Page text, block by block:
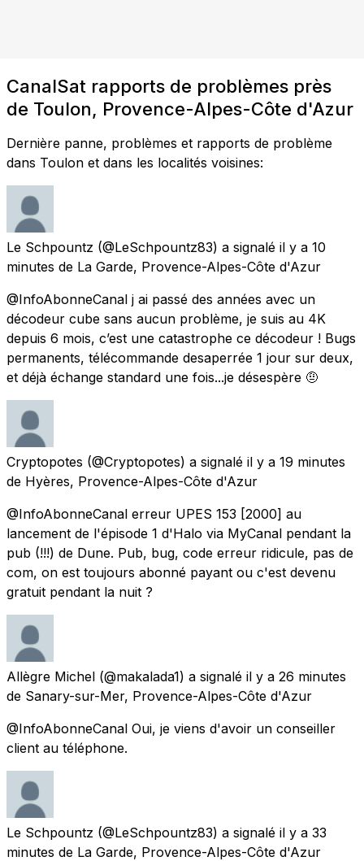
CanalSat rapports de problèmes près
de Toulon, Provence-Alpes-Côte d'Azur
Dernière panne, problèmes et rapports de problème
dans Toulon et dans les localités voisines:
Le Schpountz (@LeSchpountz83) a signalé il y a 10
minutes de La Garde, Provence-Alpes-Côte d'Azur
@InfoAbonneCanal j ai passé des années avec un
décodeur cube sans aucun problème, je suis au 4K
depuis 6 mois, c’est une catastrophe ce décodeur ! Bugs
permanents, télécommande desaperrée 1 jour sur deux,
et déjà échange standard une fois...je désespère 🤨
Cryptopotes (@Cryptopotes) a signalé il y a 19 minutes
de Hyères, Provence-Alpes-Côte d'Azur
@InfoAbonneCanal erreur UPES 153 [2000] au
lancement de l'épisode 1 d'Halo via MyCanal pendant la
pub (!!!) de Dune. Pub, bug, code erreur ridicule, pas de
com, on est toujours abonné payant ou c'est devenu
gratuit pendant la nuit ?
Allègre Michel (@makalada1) a signalé il y a 26 minutes
de Sanary-sur-Mer, Provence-Alpes-Côte d'Azur
@InfoAbonneCanal Oui, je viens d'avoir un conseiller
client au téléphone.
Le Schpountz (@LeSchpountz83) a signalé il y a 33
minutes de La Garde, Provence-Alpes-Côte d'Azur